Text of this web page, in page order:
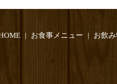
お食事メニュー お飲